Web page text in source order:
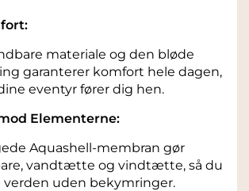
materiale og den bløde
garanterer komfort hele dagen,
eventyr fører dig hen.
Elementerne:
Aquashell-membran gør
vandtætte og vindtætte, så du
verden uden bekymringer.